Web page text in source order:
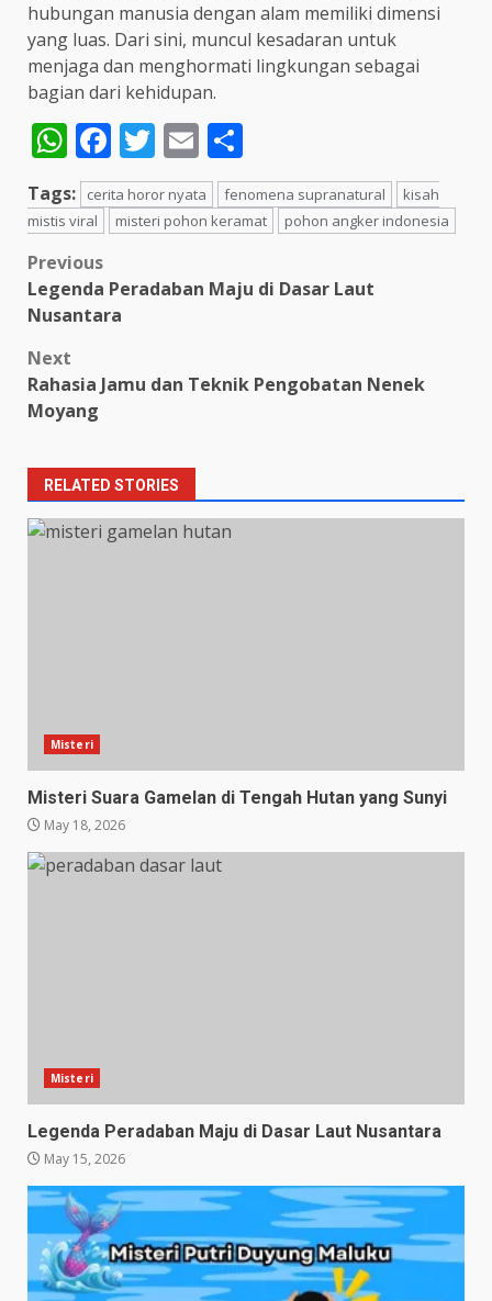
hubungan manusia dengan alam memiliki dimensi
yang luas. Dari sini, muncul kesadaran untuk
menjaga dan menghormati lingkungan sebagai
bagian dari kehidupan.
WhatsApp
Facebook
Twitter
Email
Tags: cerita horor nyata fenomena supranatural
kisah
mistis viral
misteri pohon keramat pohon angker indonesia
Post
navigation
Previous
Legenda Peradaban Maju di Dasar Laut
Nusantara
Next
Rahasia Jamu dan Teknik Pengobatan Nenek
Moyang
RELATED STORIES
Misteri
Misteri Suara Gamelan di Tengah Hutan yang Sunyi
May 18, 2026
Misteri
Legenda Peradaban Maju di Dasar Laut Nusantara
May 15, 2026